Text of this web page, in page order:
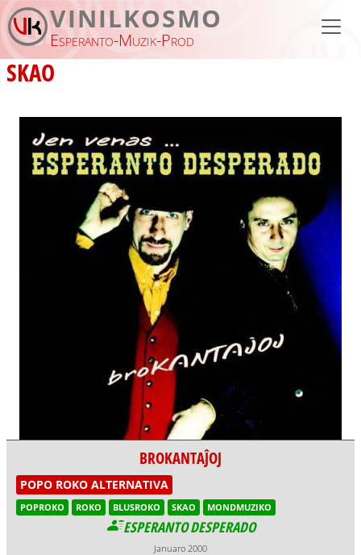
Skip to main content
VINILKOSMO
Esperanto-Muzik-Prod
SKAO
BROKANTAĴOJ
POPO ROKO ALTERNATIVA
POPROKO ROKO BLUSROKO SKAO MONDMUZIKO
ESPERANTO DESPERADO
Januaro 2000